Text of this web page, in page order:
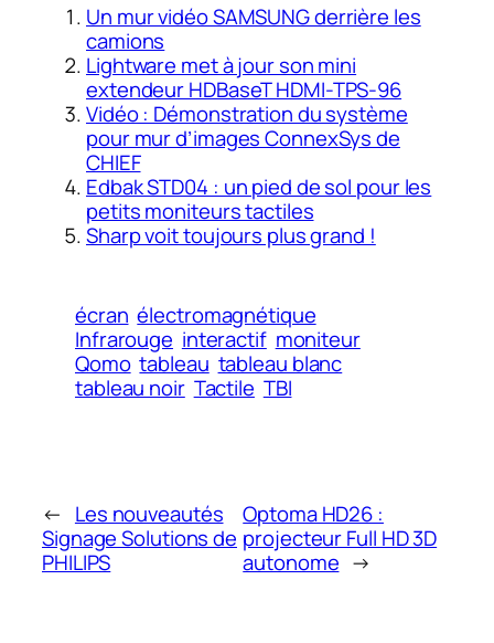
Un mur vidéo SAMSUNG derrière les
camions
Lightware met à jour son mini
extendeur HDBaseT HDMI-TPS-96
Vidéo : Démonstration du système
pour mur d’images ConnexSys de
CHIEF
Edbak STD04 : un pied de sol pour les
petits moniteurs tactiles
Sharp voit toujours plus grand !
écran électromagnétique
Infrarouge interactif moniteur
Qomo tableau tableau blanc
tableau noir Tactile TBI
← Les nouveautés
Signage Solutions de
PHILIPS
Optoma HD26 :
projecteur Full HD 3D
autonome →